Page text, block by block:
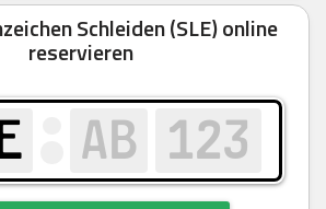
Schleiden (SLE) online
reservieren